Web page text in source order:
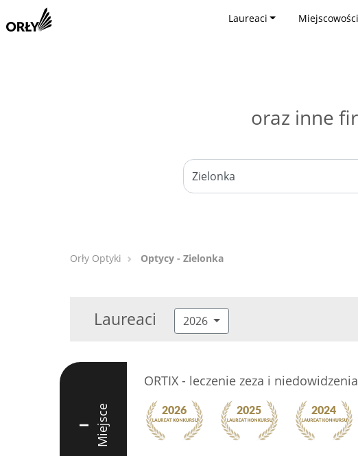
Laureaci Miejscowości
oraz inne
Orły Optyki Optycy - Zielonka
Laureaci 2026
I Miejsce
ORTIX - leczenie zeza i niedowidzenia